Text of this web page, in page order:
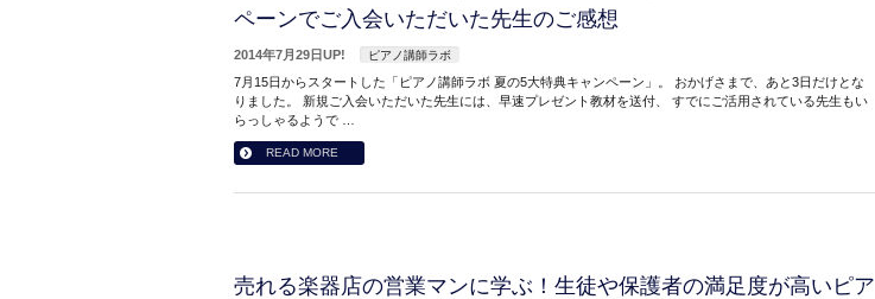
ペーンでご入会いただいた先生のご感想
2014年7月29日UP! ピアノ講師ラボ
7月15日からスタートした「ピアノ講師ラボ 夏の5大特典キャンペーン」。 おかげさまで、あと3日だけとな
りました。 新規ご入会いただいた先生には、早速プレゼント教材を送付、 すでにご活用されている先生もい
らっしゃるようで …
READ MORE
売れる楽器店の営業マンに学ぶ！生徒や保護者の満足度が高いピア